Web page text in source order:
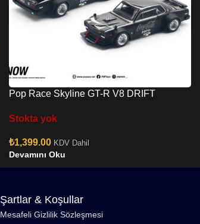
Pop Race Skyline GT-R V8 DRIFT
Stokta yok
₺1,399.00 KDV Dahil
Devamını Oku
Şartlar & Koşullar
Mesafeli Gizlilik Sözleşmesi